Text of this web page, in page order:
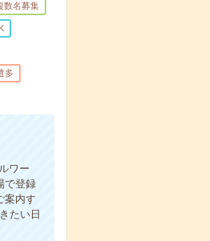
数名募集
多
ワー
で登録
案内す
たい日